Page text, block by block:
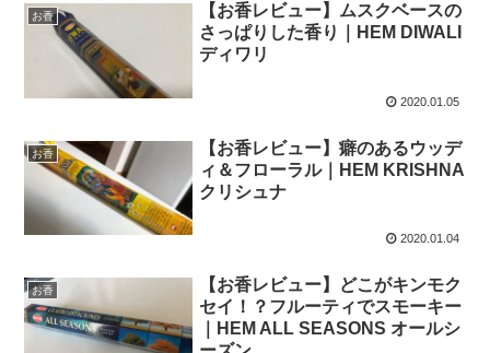
お香
【お香レビュー】ムスクベースの
さっぱりした香り｜HEM DIWALI
ディワリ
2020.01.05
お香
【お香レビュー】癖のあるウッデ
ィ＆フローラル｜HEM KRISHNA
クリシュナ
2020.01.04
お香
【お香レビュー】どこがキンモク
セイ！？フルーティでスモーキー
｜HEM ALL SEASONS オールシ